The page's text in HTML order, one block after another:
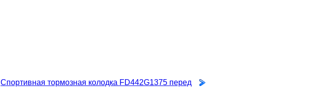
Спортивная тормозная колодка FD442G1375 перед